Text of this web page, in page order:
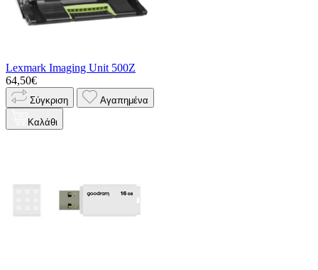
Lexmark Imaging Unit 500Z
64,50€
Σύγκριση Αγαπημένα
Καλάθι